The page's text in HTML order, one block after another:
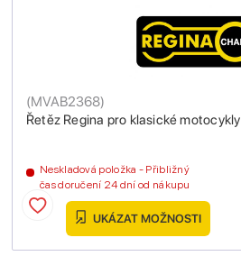
Řetěz Regina pro klasické motocykly
(MVAB2368)
Neskladová položka - Přibližný
čas doručení 24 dní od nákupu
UKÁZAT MOŽNOSTI